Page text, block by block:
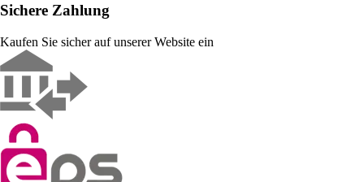
Sichere Zahlung
Kaufen Sie sicher auf unserer Website ein